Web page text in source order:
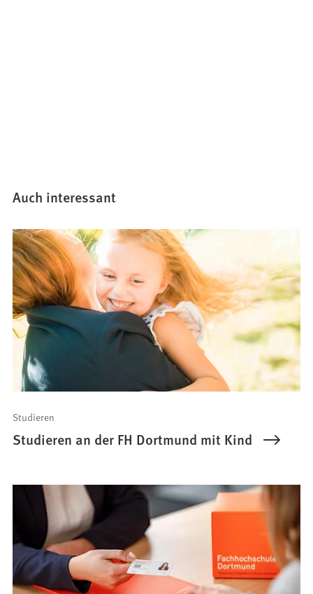
Auch interessant
Studieren
Studieren an der FH Dortmund mit Kind